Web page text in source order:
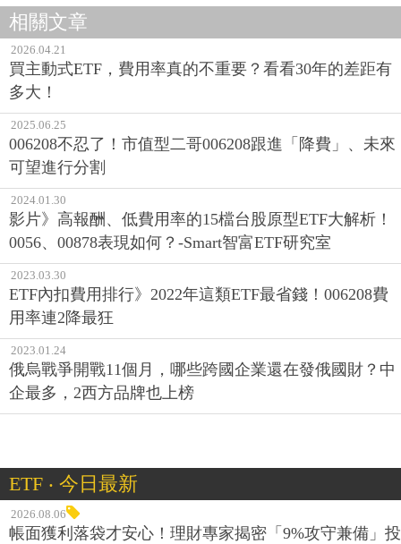
相關文章
2026.04.21
買主動式ETF，費用率真的不重要？看看30年的差距有
多大！
2025.06.25
006208不忍了！市值型二哥006208跟進「降費」、未來
可望進行分割
2024.01.30
影片》高報酬、低費用率的15檔台股原型ETF大解析！
0056、00878表現如何？-Smart智富ETF研究室
2023.03.30
ETF內扣費用排行》2022年這類ETF最省錢！006208費
用率連2降最狂
2023.01.24
俄烏戰爭開戰11個月，哪些跨國企業還在發俄國財？中
企最多，2西方品牌也上榜
ETF ‧ 今日最新
2026.08.06
帳面獲利落袋才安心！理財專家揭密「9%攻守兼備」投